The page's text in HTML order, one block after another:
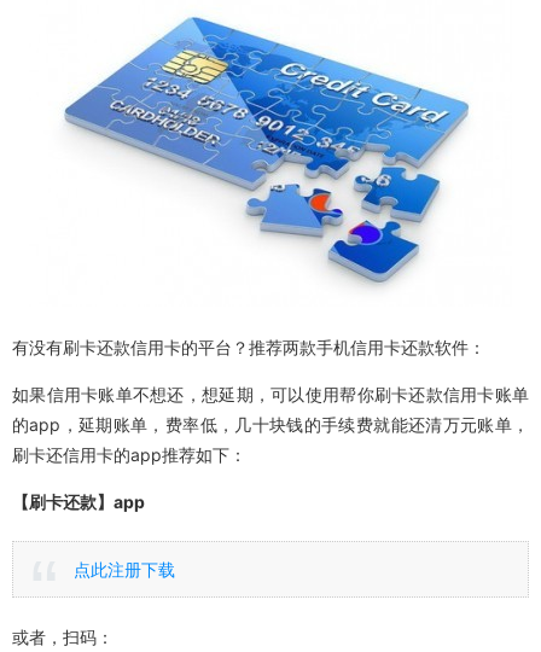
有没有刷卡还款信用卡的平台？推荐两款手机信用卡还款软件：
如果信用卡账单不想还，想延期，可以使用帮你刷卡还款信用卡账单
的app，延期账单，费率低，几十块钱的手续费就能还清万元账单，
刷卡还信用卡的app推荐如下：
【刷卡还款】app
点此注册下载
或者，扫码：